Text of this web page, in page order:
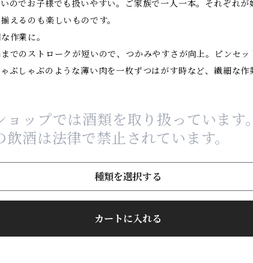
のでお子様でも扱いやすい。ご家族で一人一本。それぞれが
えるのも楽しいものです。
作業に。
でのストロークが短いので、つかみやすさが向上。ピンセッ
ぶしゃぶのような薄い肉を一枚ずつはがす時など、繊細な作
ョップでは酒類を取り扱っています
飲酒は法律で禁止されています。
種類を選択する
カートに入れる